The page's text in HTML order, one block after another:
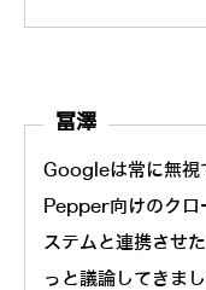
冨澤
Googleは常に無視
Pepper向けのクロ
ステムと連携させ
っと議論してきまし